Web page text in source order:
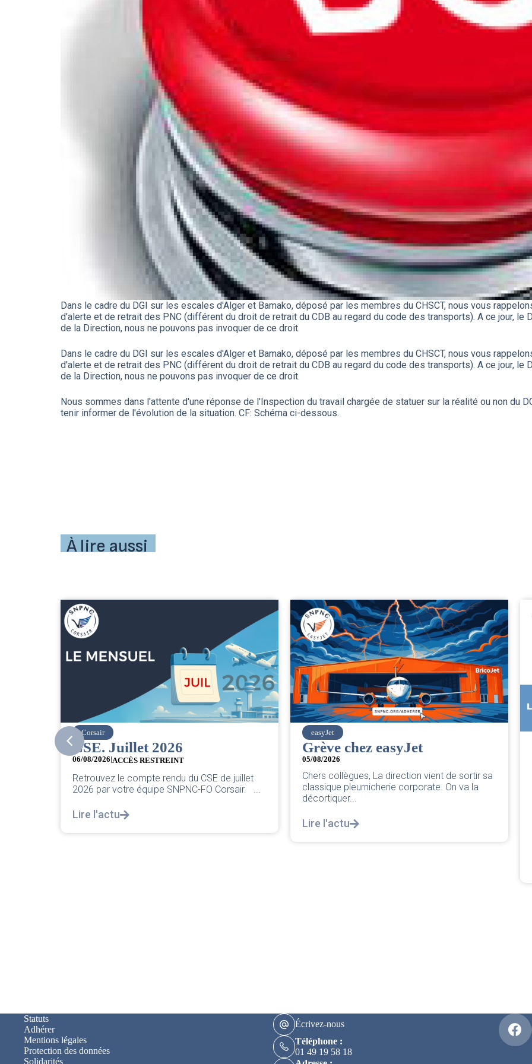
Dans le cadre du DGI sur les escales d'Alger et Bamako, déposé par les membres du CHSCT, nous vous
d'alerte et de retrait des PNC (différent du droit de retrait du CDB au regard du code des transports). A ce jour, le
de la Direction, nous ne pouvons pas invoquer de ce droit.
Dans le cadre du DGI sur les escales d'Alger et Bamako, déposé par les membres du CHSCT, nous vous
d'alerte et de retrait des PNC (différent du droit de retrait du CDB au regard du code des transports). A ce jour, le
de la Direction, nous ne pouvons pas invoquer de ce droit.
Nous sommes dans l'attente d'une réponse de l'Inspection du travail chargée de statuer sur la réalité ou non du
tenir informer de l'évolution de la situation. CF: Schéma ci-dessous.
À lire aussi
easyJet
Grève chez easyJet
05/08/2026
Chers collègues, La direction vient de sortir sa
classique pleurnicherie corporate. On va la
décortiquer...
SNPNC
CER/CRPN : L’intersyndicale
PNC/Pilotes unie exige une
réponse législative
04/08/2026 |CRPN
L’intersyndicale PNC/Pilotes unie exige une
réponse législative Courrier Intersyndical : Lire
Statuts
Adhérer
Mentions légales
Protection des données
Solidarités
Écrivez-nous
Téléphone :
01 49 19 58 18